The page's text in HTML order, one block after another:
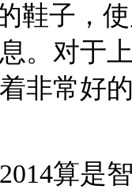
鞋子，
。对于
非常好
算是智